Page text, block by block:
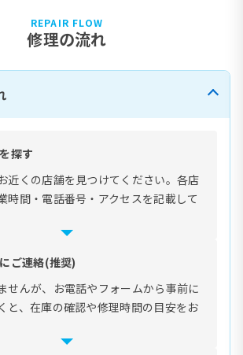
REPAIR FLOW
修理の流れ
探す
近くの店舗を見つけてください。各店
時間・電話番号・アクセスを記載して
ご連絡(推奨)
せんが、お電話やフォームから事前に
と、在庫の確認や修理時間の目安をお